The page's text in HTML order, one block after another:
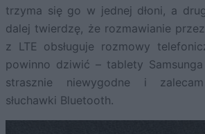
trzyma się go w jednej dłoni, a
dalej twierdzę, że rozmawianie
z LTE obsługuje rozmowy
powinno dziwić – tablety
strasznie niewygodne i
słuchawki Bluetooth.